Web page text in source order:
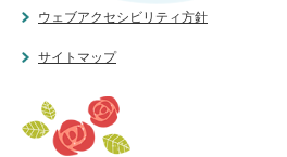
ウェブアクセシビリティ方針
サイトマップ